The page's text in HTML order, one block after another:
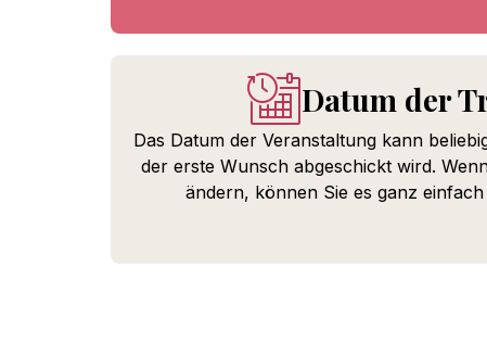
Datum der
Das Datum der Veranstaltung kann
der erste Wunsch abgeschickt wird.
ändern, können Sie es ganz